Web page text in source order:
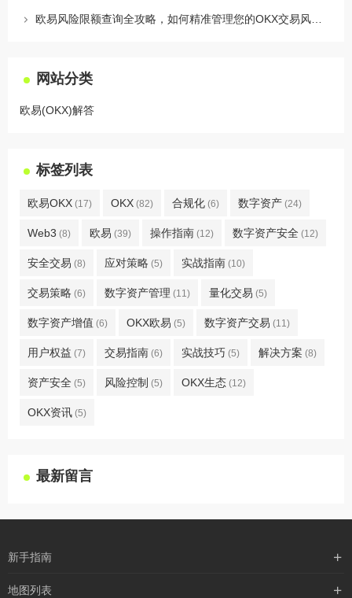
网站分类
欧易(OKX)解答
标签列表
欧易OKX (17) OKX (82) 合规化 (6) 数字资产 (24)
Web3 (8) 欧易 (39) 操作指南 (12) 数字资产安全 (12)
安全交易 (8) 应对策略 (5) 实战指南 (10)
交易策略 (6) 数字资产管理 (11) 量化交易 (5)
数字资产增值 (6) OKX欧易 (5) 数字资产交易 (11)
用户权益 (7) 交易指南 (6) 实战技巧 (5) 解决方案 (8)
资产安全 (5) 风险控制 (5) OKX生态 (12)
OKX资讯 (5)
最新留言
新手指南
购买流程
地图列表